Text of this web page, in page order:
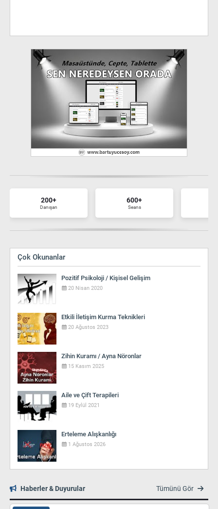
200+
Danışan
600+
Seans
Çok Okunanlar
Pozitif Psikoloji / Kişisel Gelişim
20 Nisan 2020
Etkili İletişim Kurma Teknikleri
20 Ağustos 2023
Zihin Kuramı / Ayna Nöronlar
15 Kasım 2025
Aile ve Çift Terapileri
19 Eylül 2021
Erteleme Alışkanlığı
1 Ağustos 2026
Haberler & Duyurular Tümünü Gör